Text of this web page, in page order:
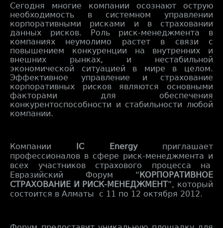
Сегодня многие компании осознают острую
необходимость в системном управлении
корпоративными рисками и в страховании
данных рисков. Роль риск-менеджмента в
компаниях неумолимо растет в связи с
повышением конкуренции на внутренних и
внешних рынках, и нестабильной
экономической ситуацией в мире в целом.
Эффективное управление и страхование
корпоративных рисков являются основными
факторами для обеспечения
конкурентоспособности и стабильности любой
компании.
Компании IC Energy
приглашает
профессионалов в сфере риск-менеджмента и
всех участников страхового процесса на
Евразийский Форум “ КОРПОРАТИВНОЕ
СТРАХОВАНИЕ И РИСК-МЕНЕДЖМЕНТ”, который
состоится в Алматы с 11 по 12 октября 2012.